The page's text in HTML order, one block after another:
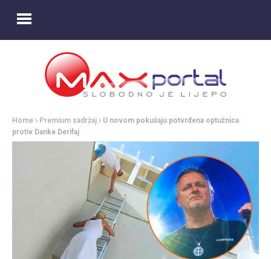
Home Premium sadržaj
U novom pokušaju potvrđena optužnica
protiv Danke Derifaj